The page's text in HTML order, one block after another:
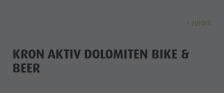
Museen
Wochenprogramm
Urlaub buchen
Bruneck Stadt
zurück
KRON AKTIV DOLOMITEN BIKE &
BEER